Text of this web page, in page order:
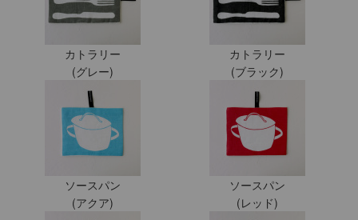
カトラリー
(グレー)
カトラリー
(ブラック)
ソースパン
(アクア)
ソースパン
(レッド)